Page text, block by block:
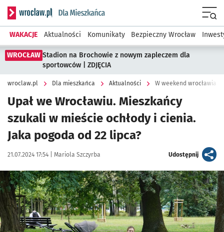
Serwis informacyjny wroclaw.pl podserwis: Dla mieszkańca
WAKACJE Aktualności Komunikaty Bezpieczny Wrocław
WROCŁAW Stadion na Brochowie z nowym zapleczem dla
sportowców | ZDJĘCIA
wroclaw.pl Dla mieszkańca Aktualności W weekend
Upał we Wrocławiu. Mieszkańcy
szukali w mieście ochłody i cienia.
Jaka pogoda od 22 lipca?
Data publikacji:
21.07.2024 17:54 | Autor:
Mariola Szczyrba Udostępnijartykuł
Kliknij, aby zobaczyć galerię